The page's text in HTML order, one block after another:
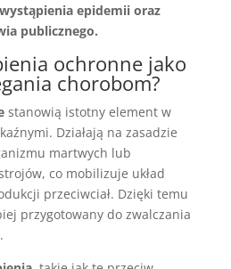
epidemii oraz
publicznego.
ochronne jako
chorobom?
stanowią istotny element w
Działają na zasadzie
martwych lub
co mobilizuje układ
przeciwciał. Dzięki temu
przygotowany do zwalczania